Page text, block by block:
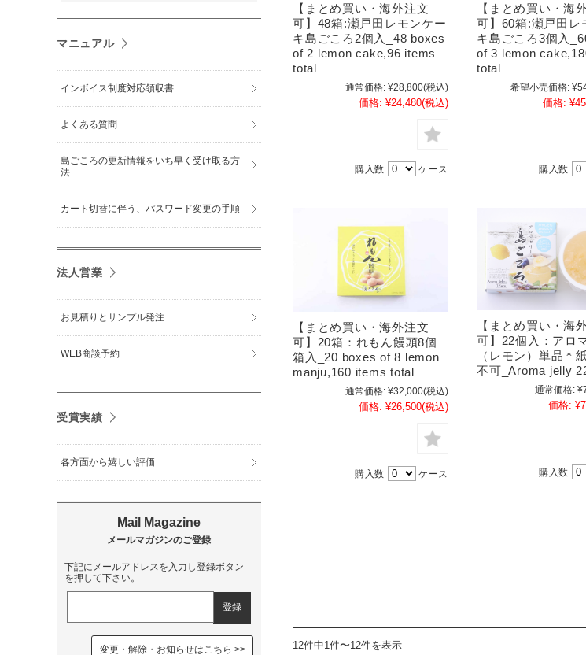
【まとめ買い・海外注文
可】48箱:瀬戸田レモンケー
キ島ごころ2個入_48 boxes
of 2 lemon cake,96 items
total
通常価格: ¥28,800(税込)
価格: ¥24,480(税込)
購入数 ケース
【まとめ買い・海
可】60箱:瀬戸田レ
キ島ごころ3個入
of 3 lemon
total
希望小売価格:
価格:
購入数
【まとめ買い・海外注文
可】20箱：れもん饅頭8個
箱入_20 boxes of 8 lemon
manju,160 items total
通常価格: ¥32,000(税込)
価格: ¥26,500(税込)
購入数 ケース
【まとめ買い・海
可】22個入：アロ
（レモン）単品＊
不可_Aroma jelly
通常価格:
価格:
購入数
12件中1件〜12件を表示
マニュアル
インボイス制度対応領収書
よくある質問
島ごころの更新情報をいち早く受け取る方
法
カート切替に伴う、パスワード変更の手順
法人営業
お見積りとサンプル発注
WEB商談予約
受賞実績
各方面から嬉しい評価
下記にメールアドレスを入力し登録ボタン
を押して下さい。
変更・解除・お知らせはこちら